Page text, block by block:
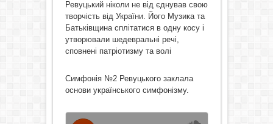
Ревуцький ніколи не від єднував свою
творчість від України. Його Музика та
Батьківщина сплітатися в одну косу і
утворювали шедевральні речі,
сповнені патріотизму та волі
Симфонія №2 Ревуцького заклала
основи українського симфонізму.